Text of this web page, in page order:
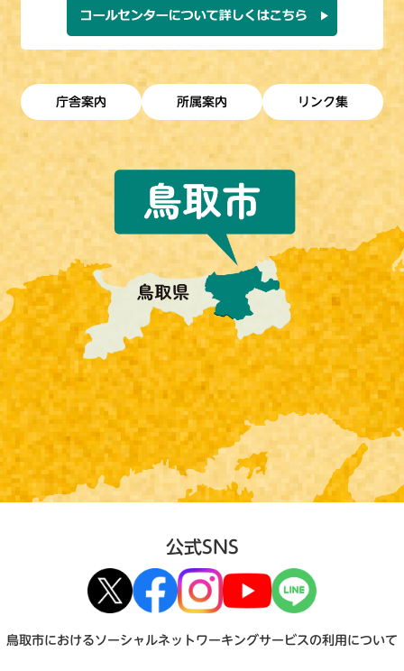
庁舎案内 所属案内 リンク集
公式SNS
鳥取市におけるソーシャルネットワーキングサービスの利用について